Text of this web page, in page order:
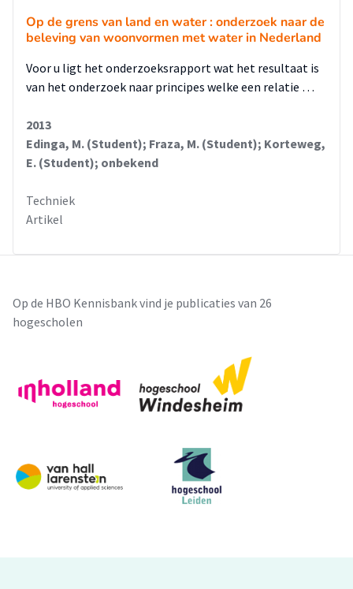
Op de grens van land en water : onderzoek naar de
beleving van woonvormen met water in Nederland
Voor u ligt het onderzoeksrapport wat het resultaat is
van het onderzoek naar principes welke een relatie …
2013
Edinga, M. (Student); Fraza, M. (Student); Korteweg,
E. (Student); onbekend
Techniek
Artikel
Op de HBO Kennisbank vind je publicaties van 26
hogescholen